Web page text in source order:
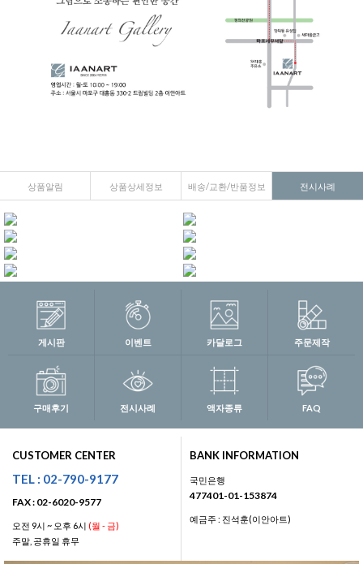
상품알림 상품상세정보 배송/교환/반품정보 전시사례
게시판 이벤트 카달로그 주문제작
구매후기 전시사례 액자종류 FAQ
CUSTOMER CENTER
TEL : 02-790-9177
FAX : 02-6020-9577
오전 9시 ~ 오후 6시 (월 - 금)
주말, 공휴일 휴무
BANK INFORMATION
국민은행
477401-01-153874
예금주 : 진석훈(이안아트)